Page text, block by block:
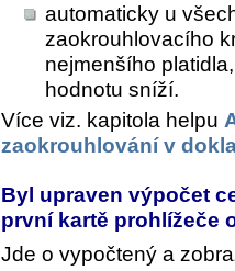
automaticky u
zaokrouhlovacího
nejmenšího
hodnotu sníží.
Více viz. kapitola helpu
zaokrouhlování v
Byl upraven výpočet
první kartě prohlížeče
Jde o vypočtený a